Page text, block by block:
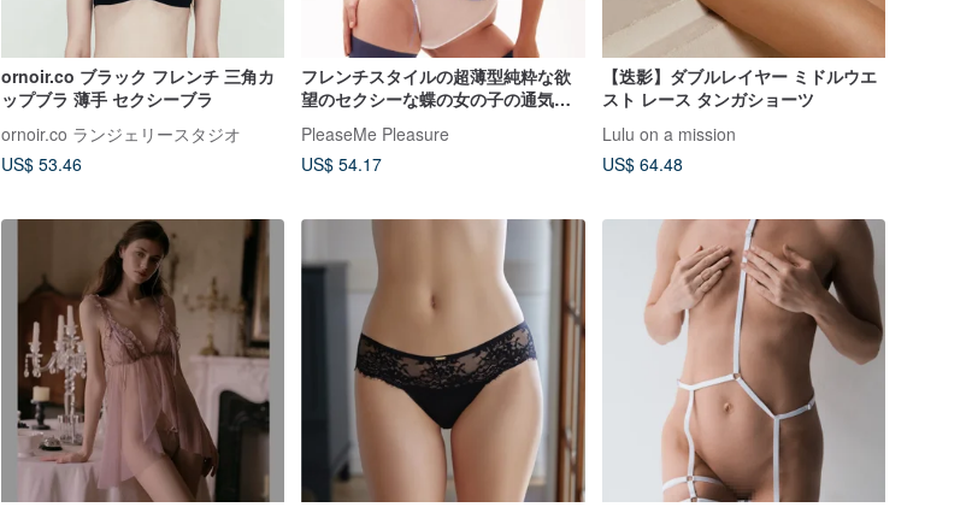
ornoir.co ブラック フレンチ 三角カ
ップブラ 薄手 セクシーブラ
ornoir.co ランジェリースタジオ
US$ 53.46
フレンチスタイルの超薄型純粋な欲
望のセクシーな蝶の女の子の通気性
のあるブラジャーパンティセット
PleaseMe Pleasure
US$ 54.17
【迭影】ダブルレイヤー ミドルウエ
スト レース タンガショーツ
Lulu on a mission
US$ 64.48